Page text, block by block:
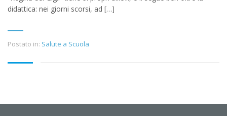
didattica: nei giorni scorsi, ad […]
Postato in: Salute a Scuola